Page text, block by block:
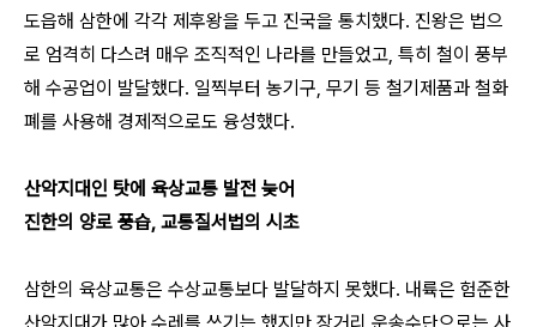
도읍해 삼한에 각각 제후왕을 두고 진국을 통치했다. 진왕은 법으
로 엄격히 다스려 매우 조직적인 나라를 만들었고, 특히 철이 풍부
해 수공업이 발달했다. 일찍부터 농기구, 무기 등 철기제품과 철화
폐를 사용해 경제적으로도 융성했다.
산악지대인 탓에 육상교통 발전 늦어
진한의 양로 풍습, 교통질서법의 시초
삼한의 육상교통은 수상교통보다 발달하지 못했다. 내륙은 험준한